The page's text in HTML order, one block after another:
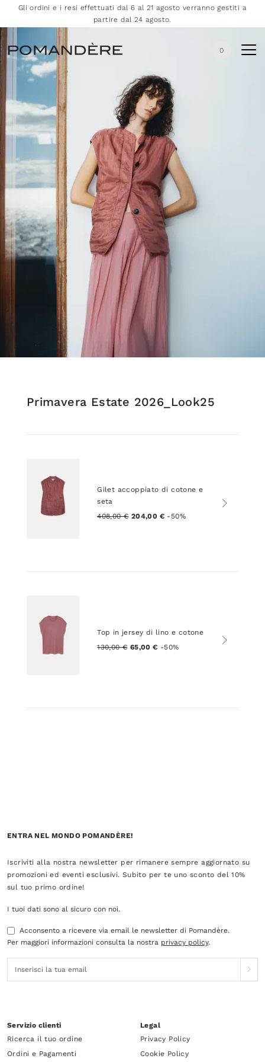
Gli ordini e i resi effettuati dal 6 al 21 agosto verranno gestiti a
partire dal 24 agosto.
0
Primavera Estate 2026_Look25
Gilet accoppiato di cotone e
seta
408,00 € 204,00 € -50%
Top in jersey di lino e cotone
130,00 € 65,00 € -50%
ENTRA NEL MONDO POMANDÈRE!
Iscriviti alla nostra newsletter per rimanere sempre aggiornato su
promozioni ed eventi esclusivi. Subito per te uno sconto del 10%
sul tuo primo ordine!
I tuoi dati sono al sicuro con noi.
Acconsento a ricevere via email le newsletter di Pomandère.
Per maggiori informazioni consulta la nostra privacy policy.
Servizio clienti
Ricerca il tuo ordine
Ordini e Pagamenti
Legal
Privacy Policy
Cookie Policy